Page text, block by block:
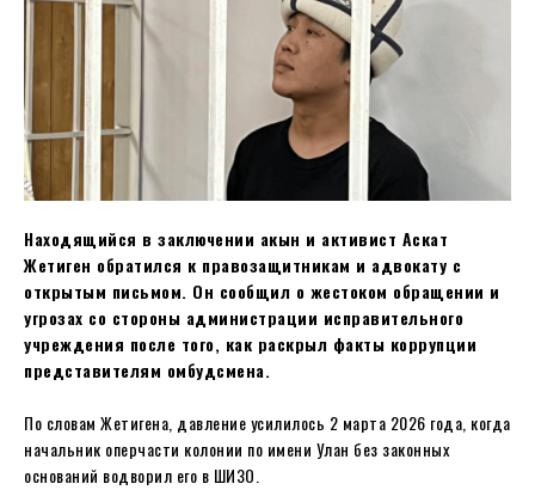
Находящийся в заключении акын и активист Аскат
Жетиген обратился к правозащитникам и адвокату с
открытым письмом. Он сообщил о жестоком обращении и
угрозах со стороны администрации исправительного
учреждения после того, как раскрыл факты коррупции
представителям омбудсмена.
По словам Жетигена, давление усилилось 2 марта 2026 года, когда
начальник оперчасти колонии по имени Улан без законных
оснований водворил его в ШИЗО.